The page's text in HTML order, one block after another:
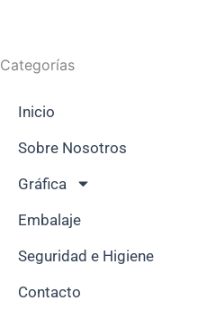
Categorías
Inicio
Sobre Nosotros
Gráfica
Embalaje
Seguridad e Higiene
Contacto